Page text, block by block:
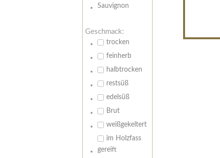
Sauvignon
Geschmack:
trocken
feinherb
halbtrocken
restsüß
edelsüß
Brut
weißgekeltert
im Holzfass
gereift